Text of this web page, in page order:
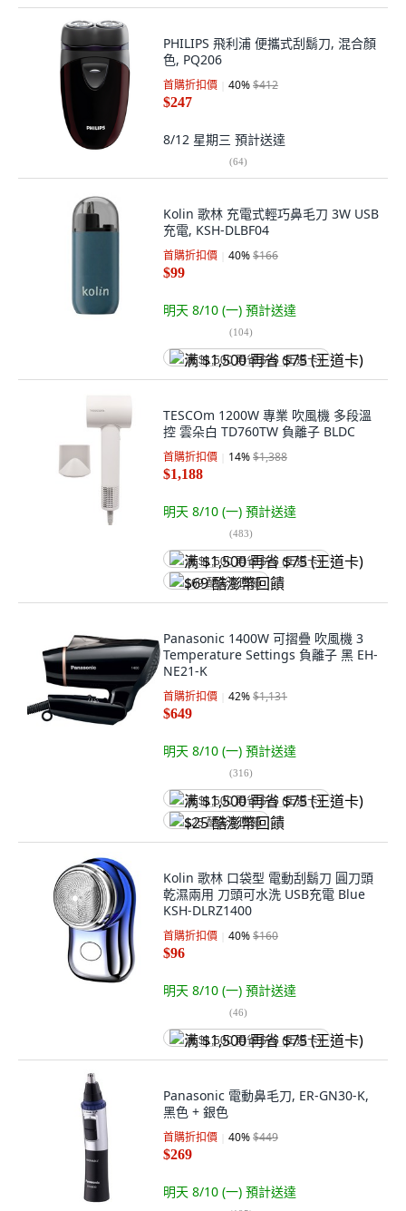
PHILIPS 飛利浦 便攜式刮鬍刀, 混合顏
色, PQ206
首購折扣價 40%$412
$247
8/12 星期三 預計送達
(64)
Kolin 歌林 充電式輕巧鼻毛刀 3W USB
充電, KSH-DLBF04
首購折扣價 40%$166
$99
明天 8/10 (一) 預計送達
(104)
满 $1,500 再省 $75 (王道卡)
TESCOm 1200W 專業 吹風機 多段溫
控 雲朵白 TD760TW 負離子 BLDC
首購折扣價 14%$1,388
$1,188
明天 8/10 (一) 預計送達
(483)
满 $1,500 再省 $75 (王道卡)
$69 酷澎幣回饋
Panasonic 1400W 可摺疊 吹風機 3
Temperature Settings 負離子 黑 EH-
NE21-K
首購折扣價 42%$1,131
$649
明天 8/10 (一) 預計送達
(316)
满 $1,500 再省 $75 (王道卡)
$25 酷澎幣回饋
Kolin 歌林 口袋型 電動刮鬍刀 圓刀頭
乾濕兩用 刀頭可水洗 USB充電 Blue
KSH-DLRZ1400
首購折扣價 40%$160
$96
明天 8/10 (一) 預計送達
(46)
满 $1,500 再省 $75 (王道卡)
Panasonic 電動鼻毛刀, ER-GN30-K,
黑色 + 銀色
首購折扣價 40%$449
$269
明天 8/10 (一) 預計送達